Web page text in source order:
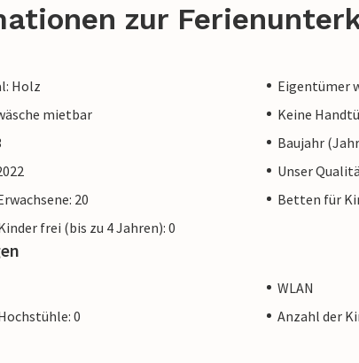
zur
Holz
Eigentümer
mietbar
Keine
Baujahr
Unser
20
Betten für
frei (bis zu 4 Jahren): 0
WLAN
0
Anzahl der